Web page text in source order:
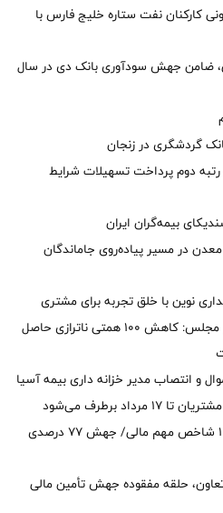
مسکونی کارکنان نفت ستاره خلیج فارس با
ضامن جهش سودآوری بانک دی در سال
گردشگری در زنجان
دوم پرداخت تسهیلات شرایط
بیمه‌گران ایران
در مسیر پیاده‌روی جاماندگان
نوین با خلق تجربه برای مشتری
نماینده مردم خلخال و کوثر در مجلس: کاهش ۱۰۰ همتی ناترازی حاصل
و انتصاب مدیر خزانه داری بیمه آسیا
برطرف می‌شود
جایگاه نخست بانك ملت در 10 شاخص مهم مالی/ جهش 77 درصدی
حلقه مفقوده جهش تأمین مالی